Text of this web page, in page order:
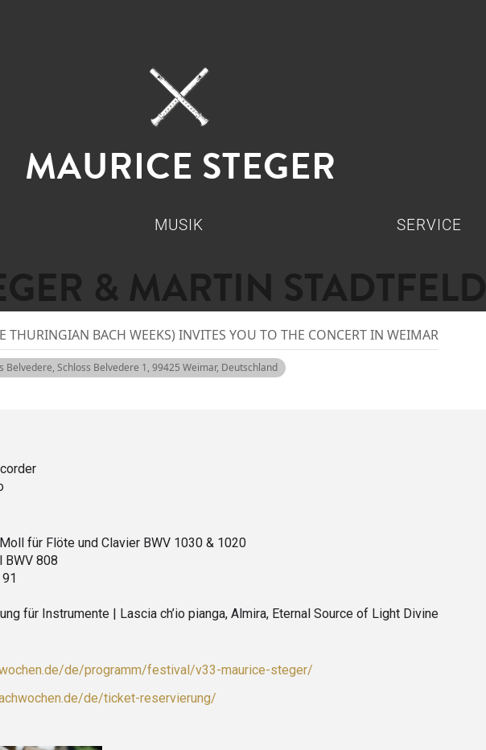
MAURICE STEGER
MUSIK SERVICE
& MARTIN STADTFELD
THURINGIAN BACH WEEKS) INVITES YOU TO THE CONCERT IN WEIMAR
Belvedere, Schloss Belvedere 1, 99425 Weimar, Deutschland
für Flöte und Clavier BWV 1030 & 1020
BWV 808
für Instrumente | Lascia ch’io pianga, Almira, Eternal Source of Light Divine
de/programm/festival/v33-maurice-steger/
de/ticket-reservierung/